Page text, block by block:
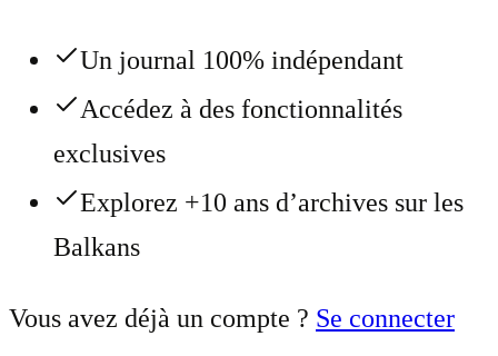
Un journal 100% indépendant
Accédez à des fonctionnalités
exclusives
Explorez +10 ans d’archives sur les
Balkans
Vous avez déjà un compte ? Se connecter